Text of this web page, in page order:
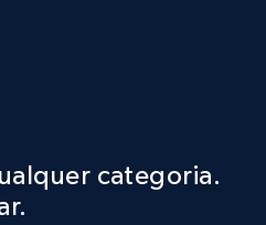
dataset - Collects
categoria.